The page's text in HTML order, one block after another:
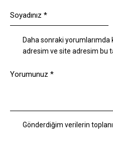
Daha sonraki yorumlarımda
adresim ve site adresim bu
Gönderdiğim verilerin